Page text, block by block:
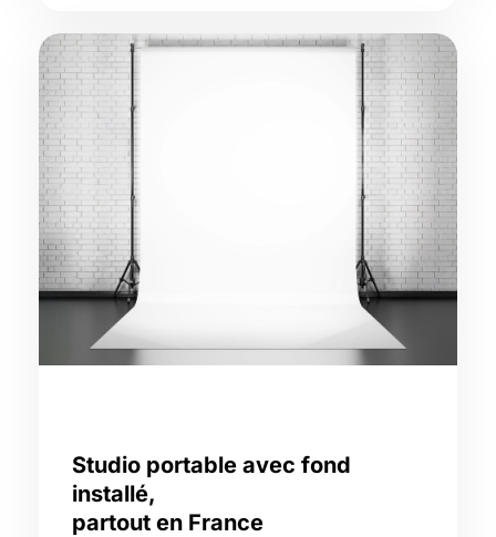
Studio portable avec fond
installé,
partout en France